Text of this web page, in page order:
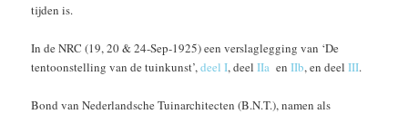
tijden is.
In de NRC (19, 20 & 24-Sep-1925) een verslaglegging van ‘De
tentoonstelling van de tuinkunst’,deel I, deelIIa enIIb, en deelIII.
Bond van Nederlandsche Tuinarchitecten (B.N.T.), namen als